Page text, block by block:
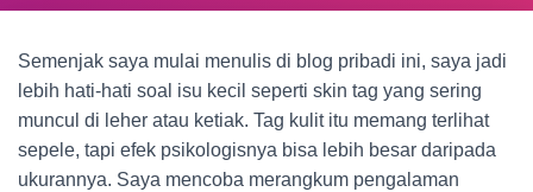
Semenjak saya mulai menulis di blog pribadi ini, saya jadi
lebih hati-hati soal isu kecil seperti skin tag yang sering
muncul di leher atau ketiak. Tag kulit itu memang terlihat
sepele, tapi efek psikologisnya bisa lebih besar daripada
ukurannya. Saya mencoba merangkum pengalaman